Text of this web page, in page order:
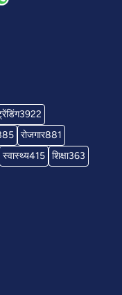
3922
रोजगार881
स्वास्थ्य415 शिक्षा363